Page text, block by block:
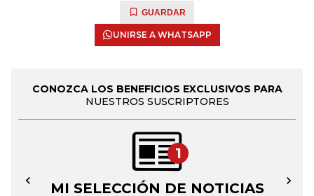
GUARDAR
UNIRSE A WHATSAPP
CONOZCA LOS BENEFICIOS EXCLUSIVOS PARA
NUESTROS SUSCRIPTORES
1
MI SELECCIÓN DE NOTICIAS
← →